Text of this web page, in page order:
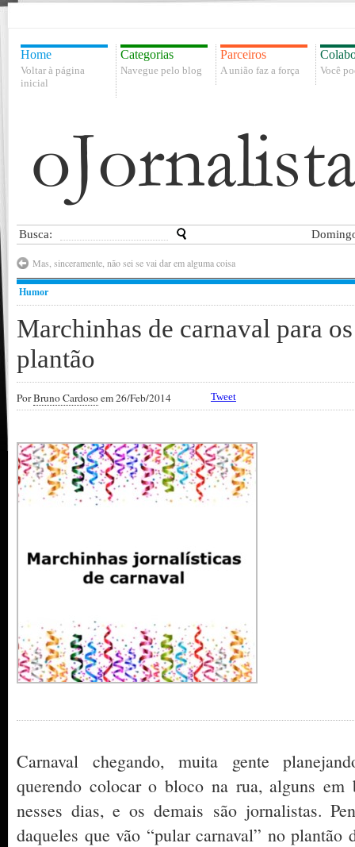
Home
Voltar à página
inicial
Categorias
Navegue pelo blog
Parceiros
A união faz a força Você
Busca:
Mas, sinceramente, não sei se vai dar em alguma coisa
Humor
Marchinhas de carnaval para
plantão
PorBruno Cardosoem 26/Feb/2014 Tweet
Carnaval chegando, muita gente
querendo colocar o bloco na rua, alguns em
nesses dias, e os demais são jornalistas.
daqueles que vão “pular carnaval” no plantão